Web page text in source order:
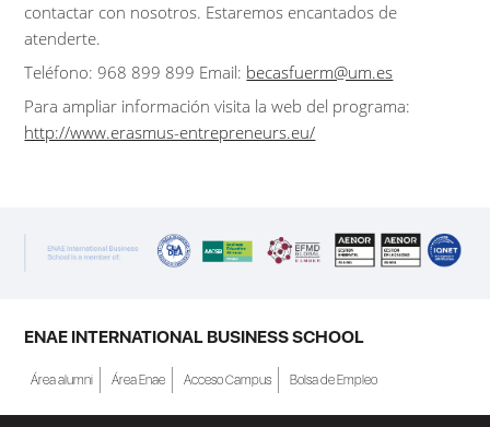
contactar con nosotros. Estaremos encantados de
atenderte.
Teléfono: 968 899 899 Email: becasfuerm@um.es
Para ampliar información visita la web del programa:
http://www.erasmus-entrepreneurs.eu/
ENAE INTERNATIONAL BUSINESS SCHOOL
Área alumni Área Enae Acceso Campus Bolsa de Empleo